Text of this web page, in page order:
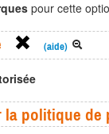
pour cette
(aide)
la politique de